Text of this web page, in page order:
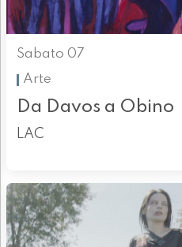
Sabato 07
Arte
Da Davos a Obino
LAC